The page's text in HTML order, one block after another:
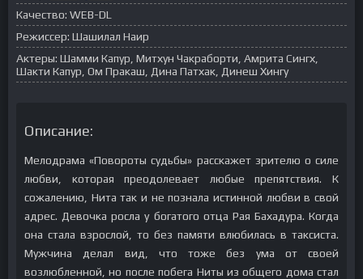
Качество: WEB-DL
Режиссер: Шашилал Наир
Актеры: Шамми Капур, Митхун Чакраборти, Амрита Сингх,
Шакти Капур, Ом Пракаш, Дина Патхак, Динеш Хингу
Описание:
Мелодрама «Повороты судьбы» расскажет зрителю о силе
любви, которая преодолевает любые препятствия. К
сожалению, Нита так и не познала истинной любви в свой
адрес. Девочка росла у богатого отца Рая Бахадура. Когда
она стала взрослой, то без памяти влюбилась в таксиста.
Мужчина делал вид, что тоже без ума от своей
возлюбленной, но после побега Ниты из общего дома стал